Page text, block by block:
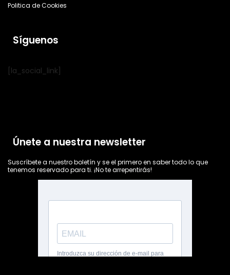
Politica de Cookies
Síguenos
[la_social_link]
Únete a nuestra newsletter
Suscríbete a nuestro boletín y se el primero en saber todo lo que
tenemos reservado para ti. ¡No te arrepentirás!